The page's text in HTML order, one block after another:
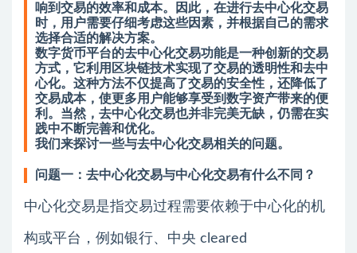
响到交易的效率和成本。因此，在进行去中心化交易
时，用户需要仔细考虑这些因素，并根据自己的需求
选择合适的解决方案。
数字货币平台的去中心化交易功能是一种创新的交易
方式，它利用区块链技术实现了交易的透明性和去中
心化。这种方法不仅提高了交易的安全性，还降低了
交易成本，使更多用户能够享受到数字资产带来的便
利。当然，去中心化交易也并非完美无缺，仍需在实
践中不断完善和优化。
我们来探讨一些与去中心化交易相关的问题。
问题一：去中心化交易与中心化交易有什么不同？
中心化交易是指交易过程需要依赖于中心化的机
构或平台，例如银行、中央 cleared